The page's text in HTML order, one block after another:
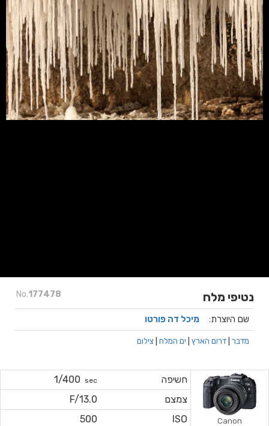
No.177478 נטיפי מלח
שם היוצרת: מיכל דה פורטו
מדבר דרום הארץ ים המלח צילום
חשיפה sec
1/400
צמצם
F/13.0
ISO
500
Canon